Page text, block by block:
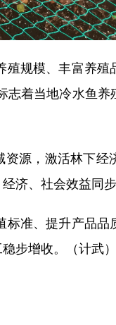
模、丰富养殖
着当地冷水鱼养
源，激活林下经
济、社会效益同步
准、提升产品品
步增收。（计武）